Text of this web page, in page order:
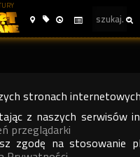
stronach
z naszych serwisów
przeglądarki
zgodę na stosowanie